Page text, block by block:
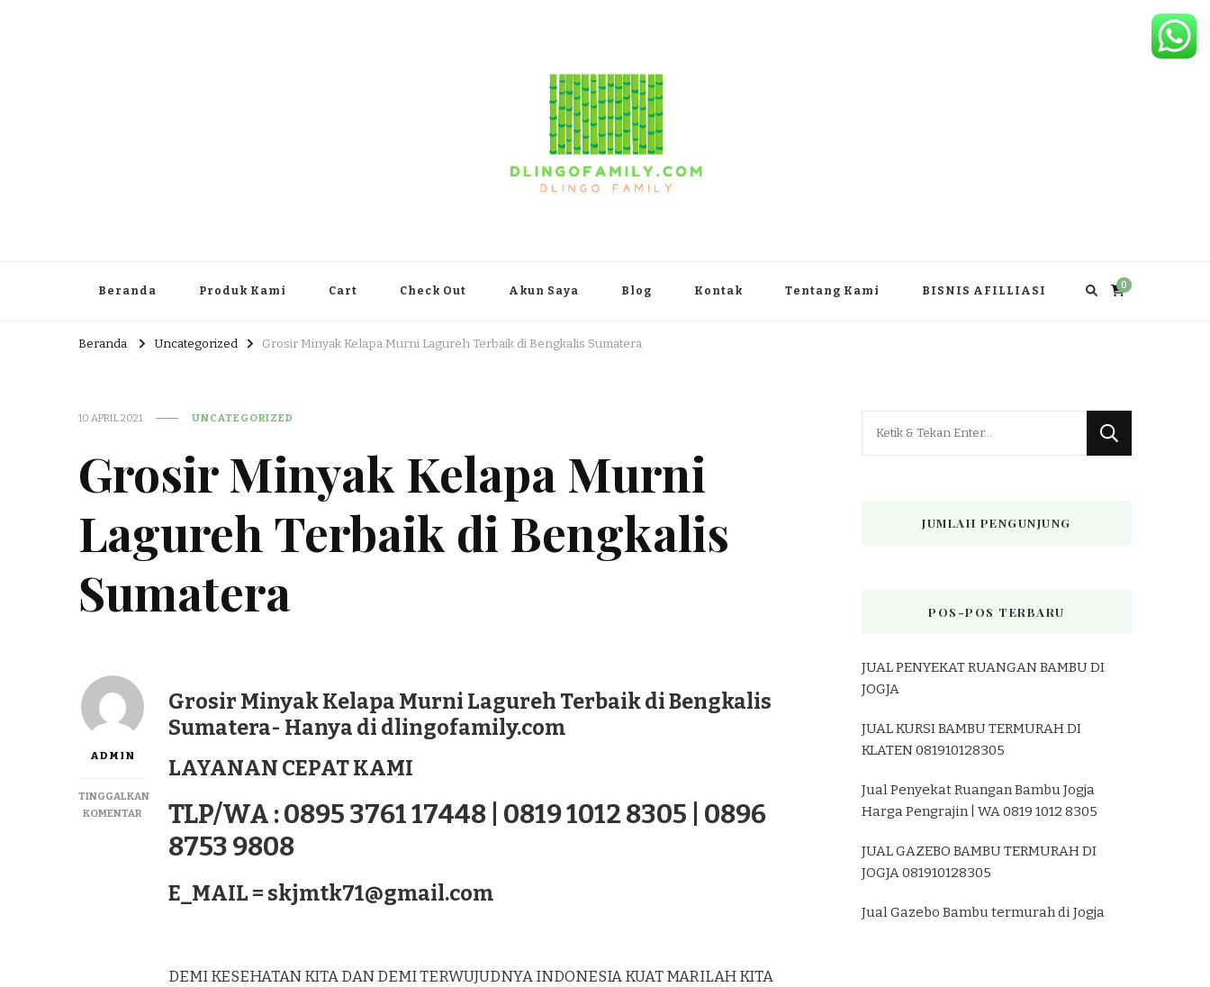
Beranda Produk Kami Cart Check Out Akun Saya Blog Kontak Tentang Kami BISNIS AFILLIASI 0
Beranda Uncategorized Grosir Minyak Kelapa Murni Lagureh Terbaik di Bengkalis Sumatera
10 APRIL 2021 UNCATEGORIZED
Grosir Minyak Kelapa Murni
Lagureh Terbaik di Bengkalis
Sumatera
ADMIN
TINGGALKAN
KOMENTARPADA
MINYAK
LAGUREH
Grosir Minyak Kelapa Murni Lagureh Terbaik di Bengkalis
Sumatera- Hanya di dlingofamily.com
LAYANAN CEPAT KAMI
TLP/WA : 0895 3761 17448 | 0819 1012 8305 | 0896
8753 9808
E_MAIL = skjmtk71@gmail.com
DEMI KESEHATAN KITA DAN DEMI TERWUJUDNYA INDONESIA KUAT MARILAH KITA
JUMLAH PENGUNJUNG
POS-POS TERBARU
JUAL PENYEKAT RUANGAN BAMBU DI
JOGJA
JUAL KURSI BAMBU TERMURAH DI
KLATEN 081910128305
Jual Penyekat Ruangan Bambu Jogja
Harga Pengrajin | WA 0819 1012 8305
JUAL GAZEBO BAMBU TERMURAH DI
JOGJA 081910128305
Jual Gazebo Bambu termurah di Jogja